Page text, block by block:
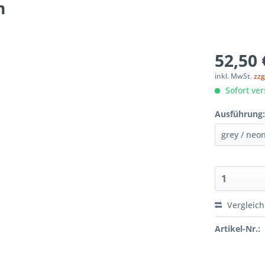
52,50
inkl. MwSt.
Sofort
Ausführung:
Artikel-Nr.: